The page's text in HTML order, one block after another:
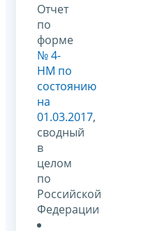
Отчет
по
форме
№ 4-
НМ по
состоянию
на
01.03.2017,
сводный
в
целом
по
Российской
Федерации